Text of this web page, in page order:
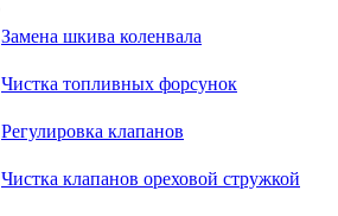
Замена шкива коленвала
Чистка топливных форсунок
Регулировка клапанов
Чистка клапанов ореховой стружкой